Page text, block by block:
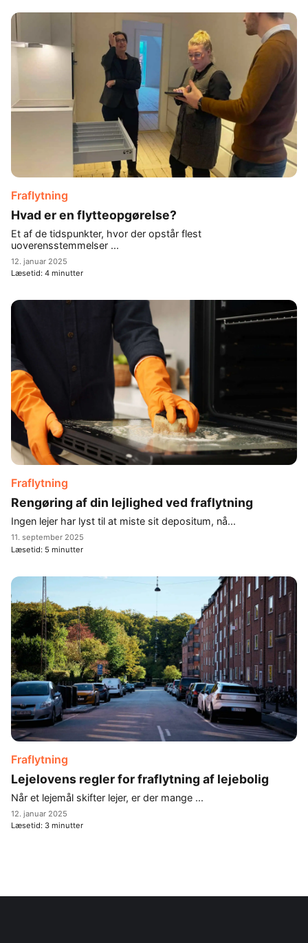
Fraflytning
Hvad er en flytteopgørelse?
Et af de tidspunkter, hvor der opstår flest
uoverensstemmelser ...
12. januar 2025
Læsetid: 4 minutter
Fraflytning
Rengøring af din lejlighed ved fraflytning
Ingen lejer har lyst til at miste sit depositum, nå...
11. september 2025
Læsetid: 5 minutter
Fraflytning
Lejelovens regler for fraflytning af lejebolig
Når et lejemål skifter lejer, er der mange ...
12. januar 2025
Læsetid: 3 minutter